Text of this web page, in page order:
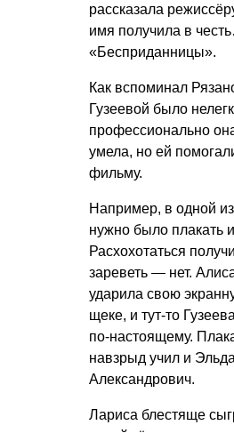
рассказала
имя получила в
«Бесприданницы».
Как вспоминал
Гузеевой было
профессионально
умела, но ей
фильму.
Например, в одной
нужно было плакать
Расхохотаться
зареветь — нет.
ударила свою
щеке, и тут-то
по-настоящему.
навзрыд учил и
Александрович.
Лариса блестяще